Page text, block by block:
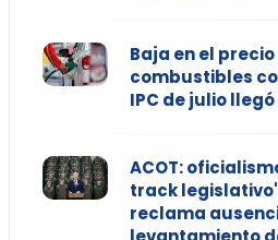
Baja en el precio
combustibles
IPC de julio llegó
ACOT:
track
reclama